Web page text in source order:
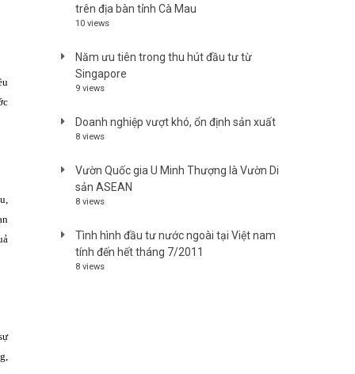
trên địa bàn tỉnh Cà Mau
10 views
Năm ưu tiên trong thu hút đầu tư từ
Singapore
9 views
Doanh nghiệp vượt khó, ổn định sản xuất
8 views
Vườn Quốc gia U Minh Thượng là Vườn Di
sản ASEAN
8 views
Tình hình đầu tư nước ngoài tại Việt nam
tính đến hết tháng 7/2011
8 views